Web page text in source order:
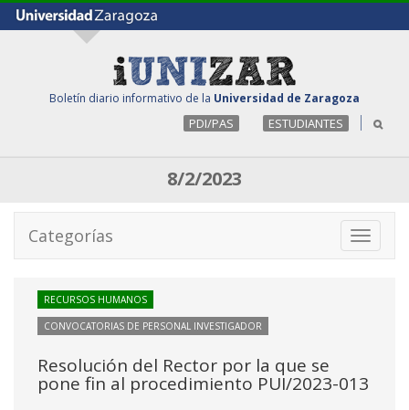
Boletín diario informativo de la Universidad de Zaragoza
PDI/PAS ESTUDIANTES
8/2/2023
Toggle
Categorías
RECURSOS HUMANOS
CONVOCATORIAS DE PERSONAL INVESTIGADOR
Resolución del Rector por la que se
pone fin al procedimiento PUI/2023-013